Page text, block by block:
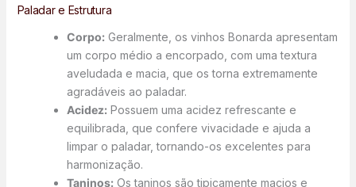
Paladar e Estrutura
Corpo:Geralmente, os vinhos Bonarda apresentam
um corpo médio a encorpado, com uma textura
aveludada e macia, que os torna extremamente
agradáveis ao paladar.
Acidez:Possuem uma acidez refrescante e
equilibrada, que confere vivacidade e ajuda a
limpar o paladar, tornando-os excelentes para
harmonização.
Taninos:Os taninos são tipicamente macios e